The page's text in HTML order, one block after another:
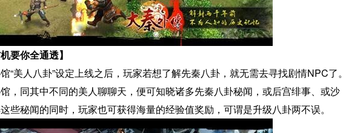
要你全通透】
“美人八卦”设定上线之后，玩家若想了解先秦八卦，就无需去寻找剧情NPC了。
，同其中不同的美人聊聊天，便可知晓诸多先秦八卦秘闻，或后宫绯事、或沙
秘闻的同时，玩家也可获得海量的经验值奖励，可谓是升级八卦两不误。